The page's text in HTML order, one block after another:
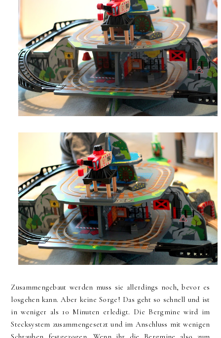
Zusammengebaut werden muss sie allerdings noch, bevor es
losgehen kann. Aber keine Sorge! Das geht so schnell und ist
in weniger als 10 Minuten erledigt. Die Bergmine wird im
Stecksystem zusammengesetzt und im Anschluss mit wenigen